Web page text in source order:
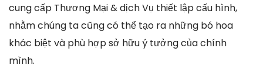
cung cấp Thương Mại & dịch Vụ thiết lập cấu hình,
nhằm chúng ta cũng có thể tạo ra những bó hoa
khác biệt và phù hợp sở hữu ý tưởng của chính
mình.